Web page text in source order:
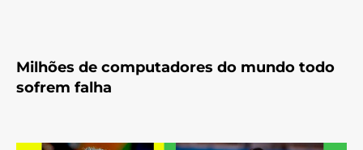
Milhões de computadores do mundo todo
sofrem falha